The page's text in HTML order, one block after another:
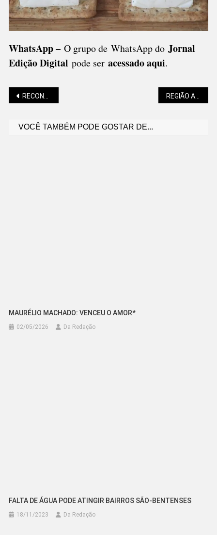
WhatsApp – O grupo de WhatsApp doJornal
Edição Digital pode ser acessado aqui.
Navegação
RECONSTRUÇÃO DA RUA ROMUALDO QUINT TEM INÍCIO
VOCÊ TAMBÉM PODE GOSTAR DE...
MAURÉLIO MACHADO: VENCEU O AMOR*
02/05/2026 Da Redação
FALTA DE ÁGUA PODE ATINGIR BAIRROS SÃO-BENTENSES
18/11/2023 Da Redação